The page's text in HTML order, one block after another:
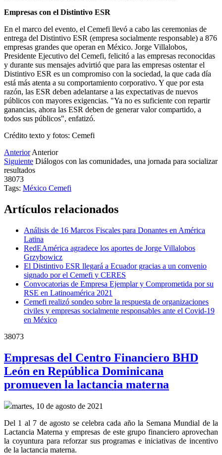
Empresas con el Distintivo ESR
En el marco del evento, el Cemefi llevó a cabo las ceremonias de
entrega del Distintivo ESR (empresa socialmente responsable) a 876
empresas grandes que operan en México. Jorge Villalobos,
Presidente Ejecutivo del Cemefi, felicitó a las empresas reconocidas
y durante sus mensajes advirtió que para las empresas ostentar el
Distintivo ESR es un compromiso con la sociedad, la que cada día
está más atenta a su comportamiento corporativo. Y que por esta
razón, las ESR deben adelantarse a las expectativas de nuevos
públicos con mayores exigencias. "Ya no es suficiente con repartir
ganancias, ahora las ESR deben de generar valor compartido, a
todos sus públicos", enfatizó.
Crédito texto y fotos: Cemefi
Anterior Anterior
Siguiente Diálogos con las comunidades, una jornada para socializar
resultados
38073
Tags: México Cemefi
Artículos relacionados
Análisis de 16 Marcos Fiscales para Donantes en América
Latina
RedEAmérica agradece los aportes de Jorge Villalobos
Grzybowicz
El Distintivo ESR llegará a Ecuador gracias a un convenio
signado por el Cemefi y CERES
Convocatorias de Empresa Ejemplar y Comprometida por su
RSE en Latinoamérica 2021
Cemefi realizó sondeo sobre la respuesta de organizaciones
civiles y empresas socialmente responsables ante el Covid-19
en México
38073
Empresas del Centro Financiero BHD
León en República Dominicana
promueven la lactancia materna
martes, 10 de agosto de 2021
Del 1 al 7 de agosto se celebra cada año la Semana Mundial de la
Lactancia Materna y empresas de este grupo financiero aprovechan
la coyuntura para reforzar sus programas e iniciativas de incentivo
de la lactancia materna.